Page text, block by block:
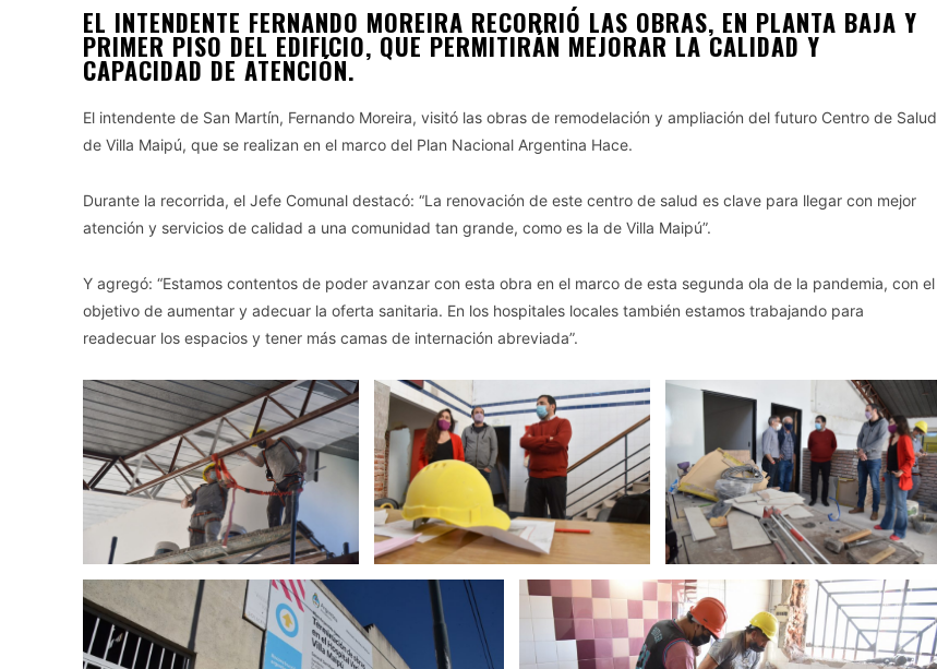
EL INTENDENTE FERNANDO MOREIRA RECORRIÓ LAS OBRAS, EN PLANTA BAJA Y
PRIMER PISO DEL EDIFICIO, QUE PERMITIRÁN MEJORAR LA CALIDAD Y
CAPACIDAD DE ATENCIÓN.
El intendente de San Martín, Fernando Moreira, visitó las obras de remodelación y ampliación del futuro Centro de Salud
de Villa Maipú, que se realizan en el marco del Plan Nacional Argentina Hace.
Durante la recorrida, el Jefe Comunal destacó: “La renovación de este centro de salud es clave para llegar con mejor
atención y servicios de calidad a una comunidad tan grande, como es la de Villa Maipú”.
Y agregó: “Estamos contentos de poder avanzar con esta obra en el marco de esta segunda ola de la pandemia, con el
objetivo de aumentar y adecuar la oferta sanitaria. En los hospitales locales también estamos trabajando para
readecuar los espacios y tener más camas de internación abreviada”.